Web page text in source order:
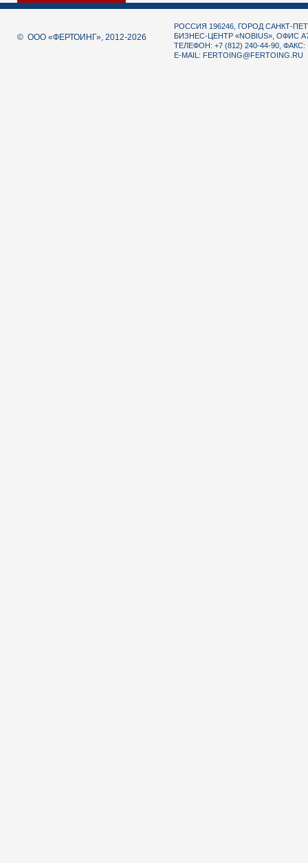
© ООО «ФЕРТОИНГ», 2012-2026
РОССИЯ 196246, ГОРОД САНКТ-
БИЗНЕС-ЦЕНТР «NOBIUS», ОФИС
ТЕЛЕФОН: +7 (812) 240-44-90, ФАКС:
E-MAIL: FERTOING@FERTOING.RU